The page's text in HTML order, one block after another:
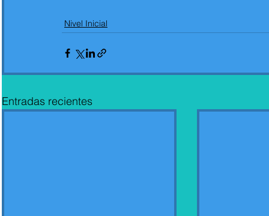
Nivel Inicial
Entradas recientes